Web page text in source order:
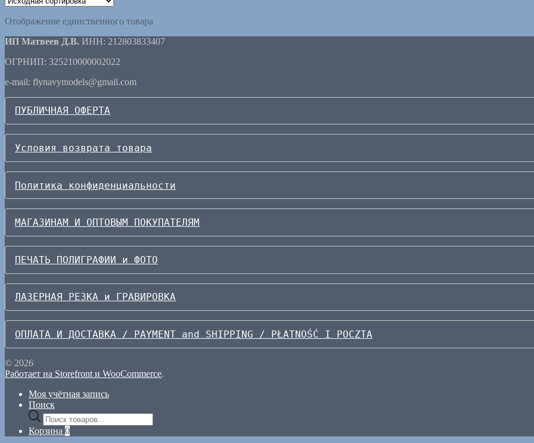
Отображение единственного товара
ИП Матвеев Д.В. ИНН: 212803833407
ОГРНИП: 325210000002022
e-mail: flynavymodels@gmail.com
ПУБЛИЧНАЯ ОФЕРТА
Условия возврата товара
Политика конфиденциальности
МАГАЗИНАМ И ОПТОВЫМ ПОКУПАТЕЛЯМ
ПЕЧАТЬ ПОЛИГРАФИИ и ФОТО
ЛАЗЕРНАЯ РЕЗКА и ГРАВИРОВКА
ОПЛАТА И ДОСТАВКА / PAYMENT and SHIPPING / PŁATNOŚĆ I POCZTA
© 2026
Работает на Storefront и WooCommerce.
Моя учётная запись
Поиск
Поиск
товаров
Корзина 0